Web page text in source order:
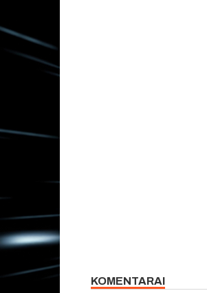
KOMENTARAI